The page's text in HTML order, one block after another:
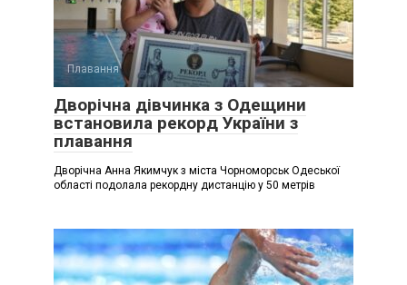
Плавання
Дворічна дівчинка з Одещини
встановила рекорд України з
плавання
Дворічна Анна Якимчук з міста Чорноморськ Одеської
області подолала рекордну дистанцію у 50 метрів